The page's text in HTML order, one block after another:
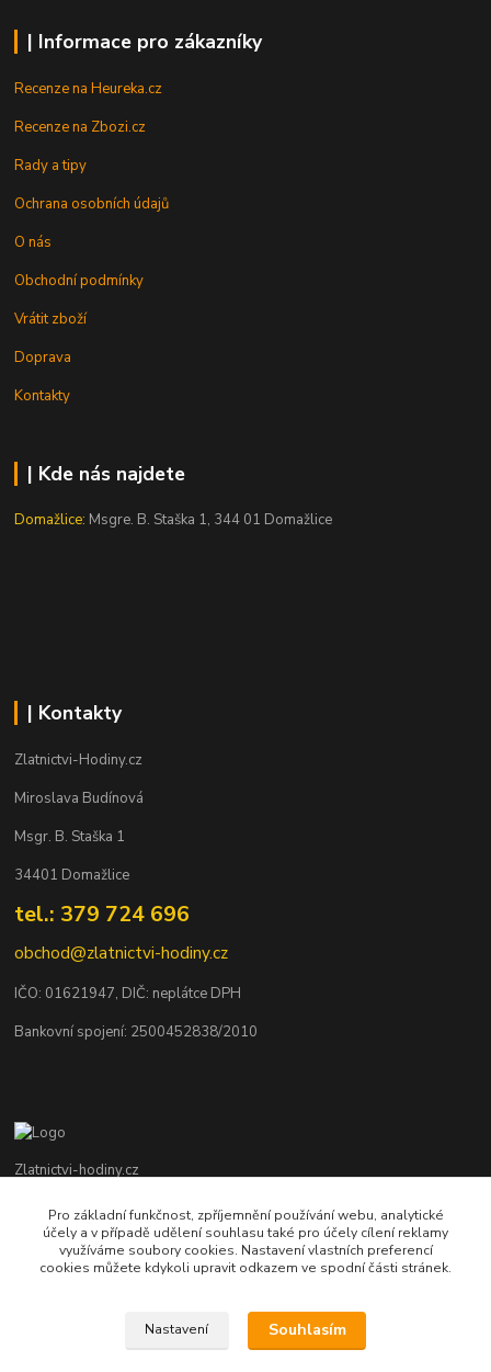
| Informace pro zákazníky
Recenze na Heureka.cz
Recenze na Zbozi.cz
Rady a tipy
Ochrana osobních údajů
O nás
Obchodní podmínky
Vrátit zboží
Doprava
Kontakty
| Kde nás najdete
Domažlice: Msgre. B. Staška 1, 344 01 Domažlice
| Kontakty
Zlatnictvi-Hodiny.cz
Miroslava Budínová
Msgr. B. Staška 1
34401 Domažlice
tel.: 379 724 696
obchod@zlatnictvi-hodiny.cz
IČO: 01621947, DIČ: neplátce DPH
Bankovní spojení: 2500452838/2010
Zlatnictvi-hodiny.cz
+420 379 492 545
Po - Pá: 9,00 - 17,00 hod., So: 9,00 - 11,30 hod.
Pro základní funkčnost, zpříjemnění používání webu, analytické
účely a v případě udělení souhlasu také pro účely cílení reklamy
využíváme soubory cookies. Nastavení vlastních preferencí
cookies můžete kdykoli upravit odkazem ve spodní části stránek.
Nastavení Souhlasím